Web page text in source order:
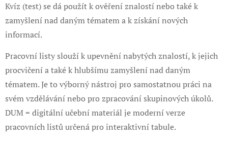
Kvíz (test) se dá použít k ověření znalostí nebo také k
zamyšlení nad daným tématem a k získání nových
informací.
Pracovní listy slouží k upevnění nabytých znalostí, k jejich
procvičení a také k hlubšímu zamyšlení nad daným
tématem. Je to výborný nástroj pro samostatnou práci na
svém vzdělávání nebo pro zpracování skupinových úkolů.
DUM = digitální učební materiál je moderní verze
pracovních listů určená pro interaktivní tabule.